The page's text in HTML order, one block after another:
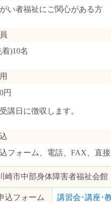
い者福祉にご関心がある方
着)10名
円
講日に徴収します。
フォーム、電話、FAX、直
崎市中部身体障害者福祉会館
込フォーム 講習会･講座･